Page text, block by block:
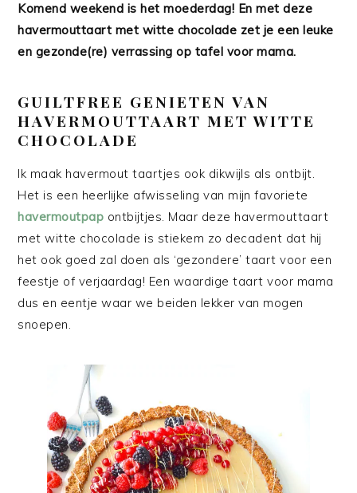
Komend weekend is het moederdag! En met deze
havermouttaart met witte chocolade zet je een leuke
en gezonde(re) verrassing op tafel voor mama.
GUILTFREE GENIETEN VAN
HAVERMOUTTAART MET WITTE
CHOCOLADE
Ik maak havermout taartjes ook dikwijls als ontbijt.
Het is een heerlijke afwisseling van mijn favoriete
havermoutpap ontbijtjes. Maar deze havermouttaart
met witte chocolade is stiekem zo decadent dat hij
het ook goed zal doen als ‘gezondere’ taart voor een
feestje of verjaardag! Een waardige taart voor mama
dus en eentje waar we beiden lekker van mogen
snoepen.